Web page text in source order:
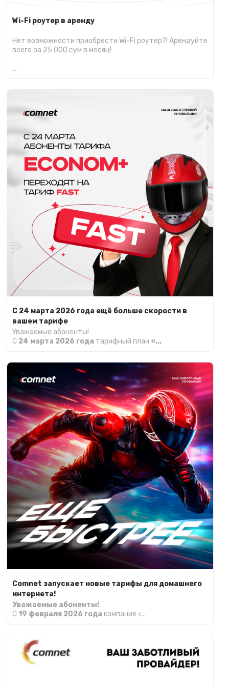
Wi-Fi роутер в аренду
Нет возможности приобрести Wi-Fi роутер?! Арендуйте
всего за 25 000 сум в месяц!
...
С 24 марта 2026 года ещё больше скорости в
вашем тарифе
Уважаемые абоненты!
С 24 марта 2026 года тарифный план «...
Comnet запускает новые тарифы для домашнего
интернета!
Уважаемые абоненты!
С 19 февраля 2026 года компания <...